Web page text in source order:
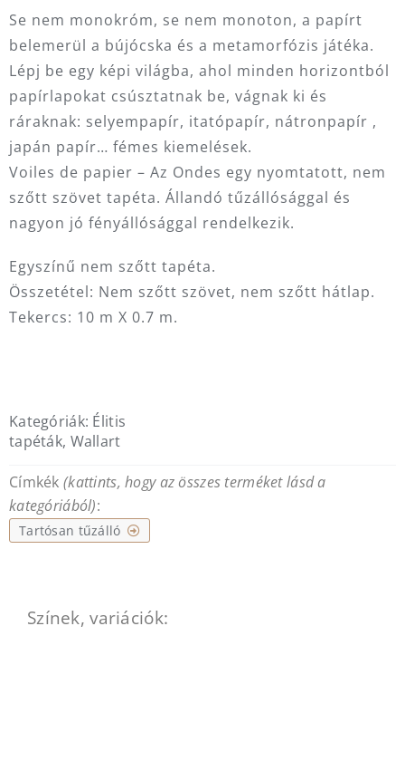
Se nem monokróm, se nem monoton, a papírt
belemerül a bújócska és a metamorfózis játéka.‎
Lépj be egy képi világba, ahol minden horizontból
papírlapokat csúsztatnak be, vágnak ki és
ráraknak: selyempapír, itatópapír, nátronpapír ,
japán papír… fémes kiemelések.
Voiles de papier – Az Ondes egy nyomtatott, nem
szőtt szövet tapéta. Állandó tűzállósággal és
nagyon jó fényállósággal rendelkezik.‎
Egyszínű nem szőtt tapéta.
Összetétel: Nem szőtt szövet, nem szőtt hátlap.
Tekercs: 10 m X 0.7 m.
Kategóriák: Élitis
tapéták, Wallart
Címkék (kattints, hogy az összes terméket lásd a
kategóriából):
Tartósan tűzálló
Színek, variációk: